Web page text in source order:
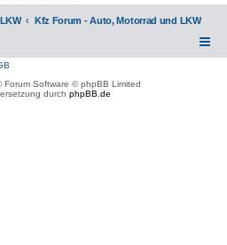
Kfz Forum - Auto, Motorrad und LKW
Forum Software © phpBB Limited
durch phpBB.de